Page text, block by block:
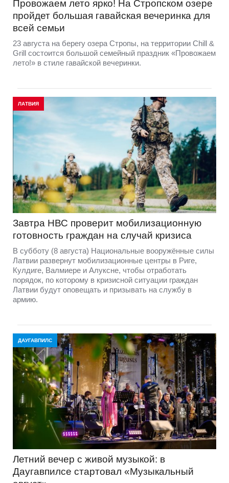
Провожаем лето ярко! На Стропском озере
пройдет большая гавайская вечеринка для
всей семьи
23 августа на берегу озера Стропы, на территории Chill &
Grill состоится большой семейный праздник «Провожаем
лето!» в стиле гавайской вечеринки.
ЛАТВИЯ
Завтра НВС проверит мобилизационную
готовность граждан на случай кризиса
В субботу (8 августа) Национальные вооружённые силы
Латвии развернут мобилизационные центры в Риге,
Кулдиге, Валмиере и Алуксне, чтобы отработать
порядок, по которому в кризисной ситуации граждан
Латвии будут оповещать и призывать на службу в
армию.
ДАУГАВПИЛС
Летний вечер с живой музыкой: в
Даугавпилсе стартовал «Музыкальный